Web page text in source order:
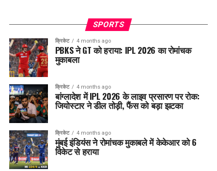
SPORTS
क्रिकेट 4 months ago
PBKS ने GT को हराया: IPL 2026 का रोमांचक
मुकाबला
क्रिकेट 4 months ago
बांग्लादेश में IPL 2026 के लाइव प्रसारण पर रोक:
जियोस्टार ने डील तोड़ी, फैंस को बड़ा झटका
क्रिकेट 4 months ago
मुंबई इंडियंस ने रोमांचक मुकाबले में केकेआर को 6
विकेट से हराया